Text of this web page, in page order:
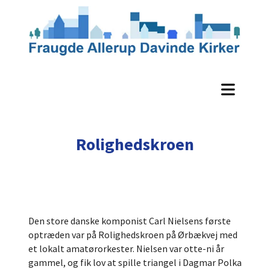
Rolighedskroen
Den store danske komponist Carl Nielsens første
optræden var på Rolighedskroen på Ørbækvej med
et lokalt amatørorkester. Nielsen var otte-ni år
gammel, og fik lov at spille triangel i Dagmar Polka